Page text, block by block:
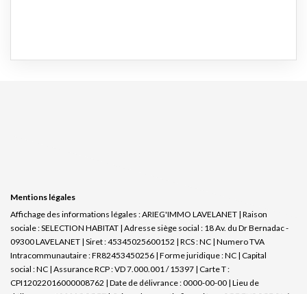
Mentions légales
Affichage des informations légales : ARIEG'IMMO LAVELANET | Raison
sociale : SELECTION HABITAT | Adresse siège social : 18 Av. du Dr Bernadac -
09300 LAVELANET | Siret : 45345025600152 | RCS : NC | Numero TVA
Intracommunautaire : FR82453450256 | Forme juridique : NC | Capital
social : NC | Assurance RCP : VD 7.000.001 / 15397 | Carte T :
CPI12022016000008762 | Date de délivrance : 0000-00-00 | Lieu de